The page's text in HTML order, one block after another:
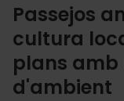
Passejos
cultura
plans amb
d'ambient